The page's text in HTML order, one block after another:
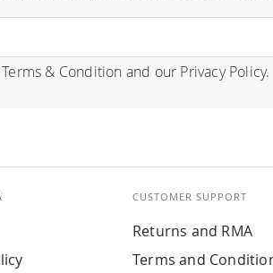
Terms & Condition and our Privacy Policy.
CUSTOMER SUPPORT
Returns and RMA
Terms and